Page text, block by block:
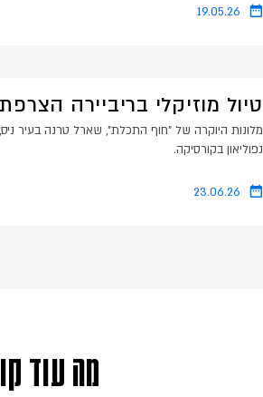
19.05.26
טיול מוזיקלי בריביירה
מלונות היוקרה של "חוף התכלת", שארל טרנה בעיר
נפוליאון בקורסיקה.
23.06.26
מה עוד